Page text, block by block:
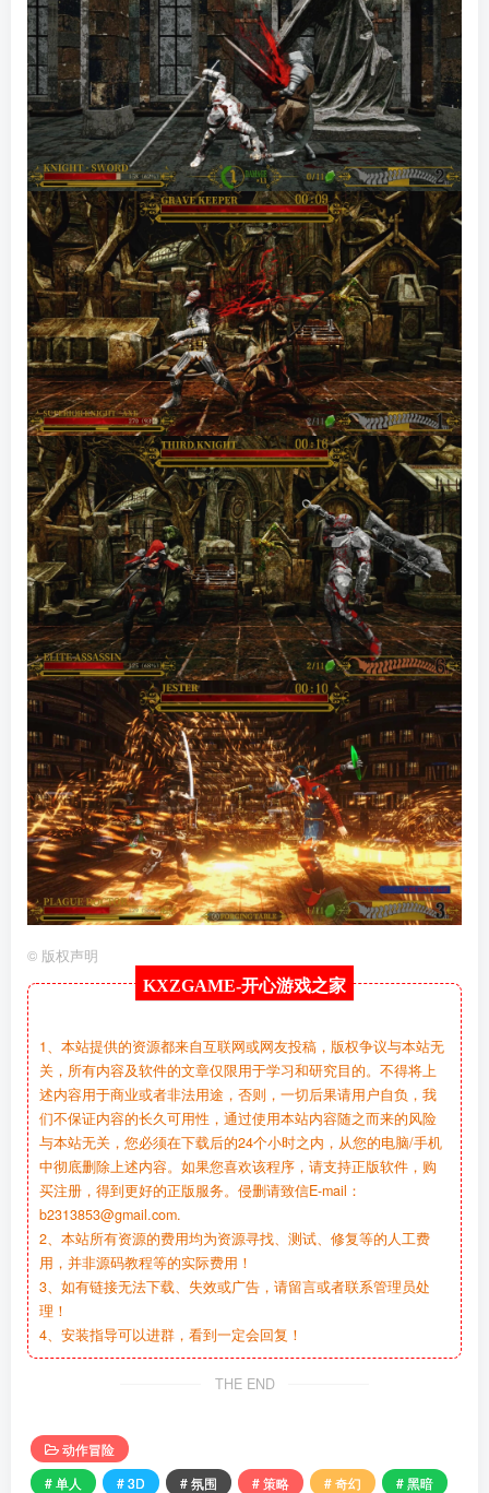
© 版权声明
KXZGAME-开心游戏之家
1、本站提供的资源都来自互联网或网友投稿，版权争议与本站无
关，所有内容及软件的文章仅限用于学习和研究目的。不得将上
述内容用于商业或者非法用途，否则，一切后果请用户自负，我
们不保证内容的长久可用性，通过使用本站内容随之而来的风险
与本站无关，您必须在下载后的24个小时之内，从您的电脑/手机
中彻底删除上述内容。如果您喜欢该程序，请支持正版软件，购
买注册，得到更好的正版服务。侵删请致信E-mail：
b2313853@gmail.com.
2、本站所有资源的费用均为资源寻找、测试、修复等的人工费
用，并非源码教程等的实际费用！
3、如有链接无法下载、失效或广告，请留言或者联系管理员处
理！
4、安装指导可以进群，看到一定会回复！
THE END
动作冒险
# 单人
# 3D # 氛围 # 策略 # 奇幻
# 黑暗